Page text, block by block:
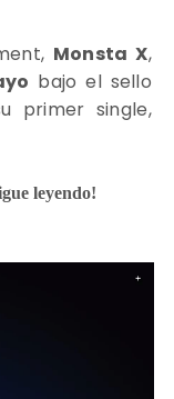
, Monsta X,
bajo el sello
primer single,
leyendo!